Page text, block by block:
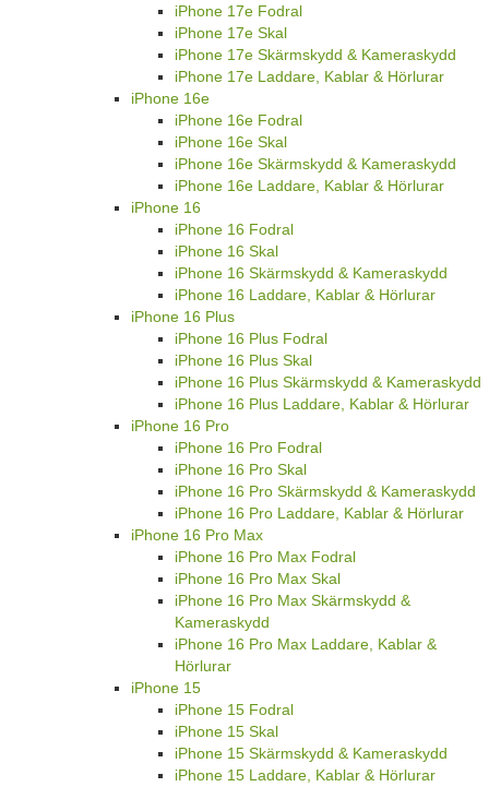
iPhone 17e Fodral
iPhone 17e Skal
iPhone 17e Skärmskydd & Kameraskydd
iPhone 17e Laddare, Kablar & Hörlurar
iPhone 16e
iPhone 16e Fodral
iPhone 16e Skal
iPhone 16e Skärmskydd & Kameraskydd
iPhone 16e Laddare, Kablar & Hörlurar
iPhone 16
iPhone 16 Fodral
iPhone 16 Skal
iPhone 16 Skärmskydd & Kameraskydd
iPhone 16 Laddare, Kablar & Hörlurar
iPhone 16 Plus
iPhone 16 Plus Fodral
iPhone 16 Plus Skal
iPhone 16 Plus Skärmskydd & Kameraskydd
iPhone 16 Plus Laddare, Kablar & Hörlurar
iPhone 16 Pro
iPhone 16 Pro Fodral
iPhone 16 Pro Skal
iPhone 16 Pro Skärmskydd & Kameraskydd
iPhone 16 Pro Laddare, Kablar & Hörlurar
iPhone 16 Pro Max
iPhone 16 Pro Max Fodral
iPhone 16 Pro Max Skal
iPhone 16 Pro Max Skärmskydd &
Kameraskydd
iPhone 16 Pro Max Laddare, Kablar &
Hörlurar
iPhone 15
iPhone 15 Fodral
iPhone 15 Skal
iPhone 15 Skärmskydd & Kameraskydd
iPhone 15 Laddare, Kablar & Hörlurar